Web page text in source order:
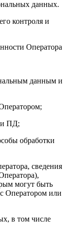
данных.
контроля и
Оператора
данным и
ПД;
обработки
сведения
могут быть
Оператором или
в том числе